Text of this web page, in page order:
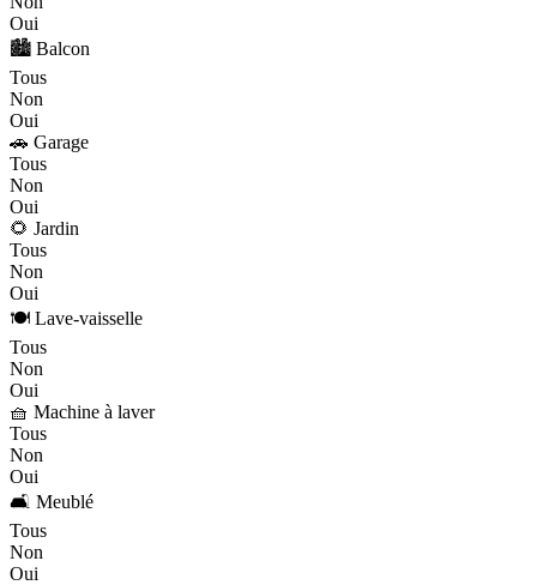
Oui
🏙️ Balcon
Tous
Non
Oui
🚗 Garage
Tous
Non
Oui
🌻 Jardin
Tous
Non
Oui
🍽️ Lave-vaisselle
Tous
Non
Oui
🧺 Machine à laver
Tous
Non
Oui
🛋️ Meublé
Tous
Non
Oui